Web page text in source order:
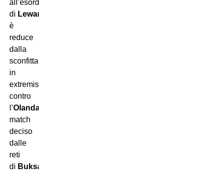
all’esordio
di Lewandowski
è
reduce
dalla
sconfitta
in
extremis
contro
l’Olanda
match
deciso
dalle
reti
di Buksa